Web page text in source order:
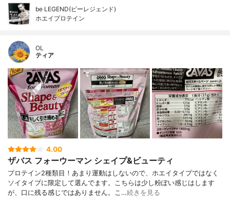
be LEGEND(ビーレジェンド)
ホエイプロテイン
OL
ティア
4.00
ザバス フォーウーマン シェイプ&ビューティ
プロテイン2種類目！あまり運動はしないので、ホエイタイプではなく
ソイタイプに限定して選んでます。こちらは少し粉ぽい感じはします
が、口に残る感じではありません。こ…続きを見る